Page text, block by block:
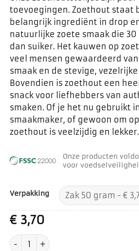
toevoegingen. Zoethout staat
belangrijk ingrediënt in drop
natuurlijke zoete smaak die 30
dan suiker. Het kauwen op
veel mensen gewaardeerd
smaak en de stevige,
Bovendien is zoethout een
snack voor liefhebbers van
smaken. Of je het nu gebruikt
smaakmaker, of gewoon om
zoethout is veelzijdig en lekker.
Onze producten
voor
Verpakking
€3,70
Zoethoutwortel aantal